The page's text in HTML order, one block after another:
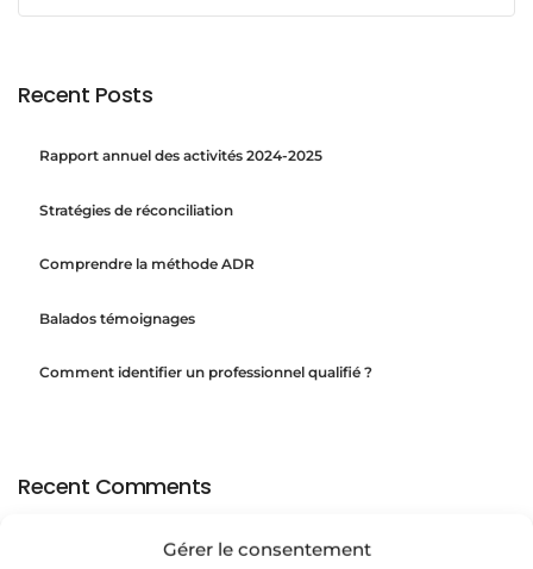
Gérer le consentement
Recent Posts
Rapport annuel des activités 2024-2025
Stratégies de réconciliation
Comprendre la méthode ADR
Balados témoignages
Comment identifier un professionnel qualifié ?
Recent Comments
Aucun commentaire à afficher.